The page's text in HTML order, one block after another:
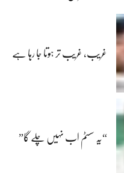
غریب، غریب تر ہوتا جا رہا ہے
“یہ سسٹم اب نہیں چلے گا”